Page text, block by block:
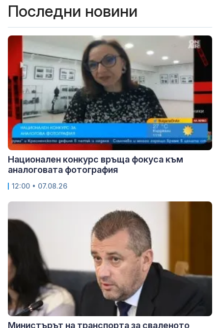
Последни новини
Национален конкурс връща фокуса към
аналоговата фотография
12:00 • 07.08.26
Министърът на транспорта за сваленото